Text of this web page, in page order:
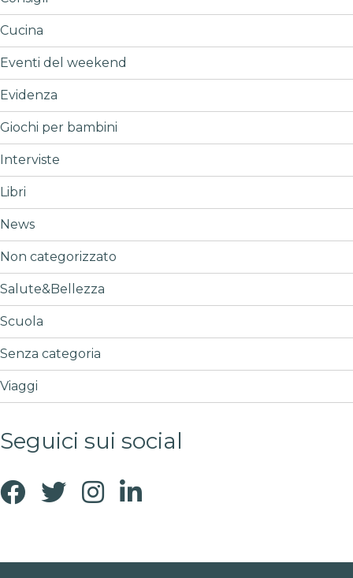
Cucina
Eventi del weekend
Evidenza
Giochi per bambini
Interviste
Libri
News
Non categorizzato
Salute&Bellezza
Scuola
Senza categoria
Viaggi
Seguici sui social